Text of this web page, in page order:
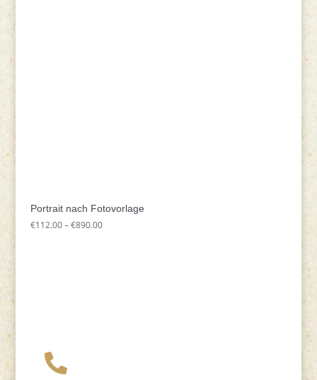
Portrait nach Fotovorlage
€112.00 –€890.00Preisspanne:
